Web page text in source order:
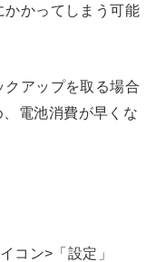
かってしまう可能
アップを取る場合
電池消費が早くな
コン>「設定」